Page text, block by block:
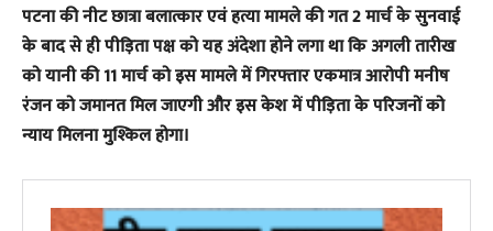
पटना की नीट छात्रा बलात्कार एवं हत्या मामले की गत 2 मार्च के सुनवाई
के बाद से ही पीड़िता पक्ष को यह अंदेशा होने लगा था कि अगली तारीख
को यानी की 11 मार्च को इस मामले में गिरफ्तार एकमात्र आरोपी मनीष
रंजन को जमानत मिल जाएगी और इस केश में पीड़िता के परिजनों को
न्याय मिलना मुश्किल होगा।